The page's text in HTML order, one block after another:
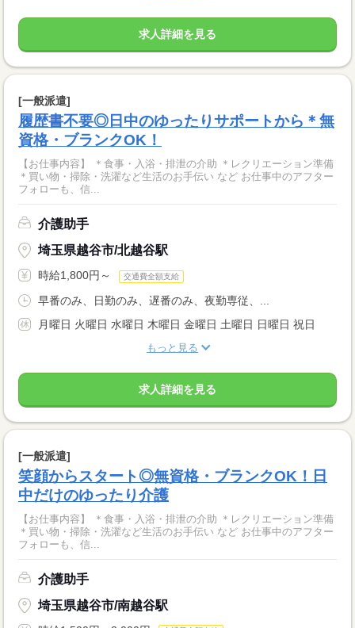
求人詳細を見る
[一般派遣]
履歴書不要◎日中のゆったりサポートから＊無
資格・ブランクOK！
【お仕事内容】 ＊食事・入浴・排泄の介助 ＊レクリエーション準備
＊買い物・掃除・洗濯など生活のお手伝い など お仕事中のアフター
フォローも、信...
介護助手
埼玉県越谷市/北越谷駅
時給1,800円～ 交通費全額支給
早番のみ、日勤のみ、遅番のみ、夜勤専従、...
月曜日 火曜日 水曜日 木曜日 金曜日 土曜日 日曜日 祝日
もっと見る
求人詳細を見る
[一般派遣]
笑顔からスタート◎無資格・ブランクOK！日
中だけのゆったり介護
【お仕事内容】 ＊食事・入浴・排泄の介助 ＊レクリエーション準備
＊買い物・掃除・洗濯など生活のお手伝い など お仕事中のアフター
フォローも、信...
介護助手
埼玉県越谷市/南越谷駅